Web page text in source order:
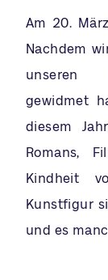
Am 20.
Nachdem
unseren
gewidmet
diesem
Romans,
Kindheit
Kunstfigur
und es